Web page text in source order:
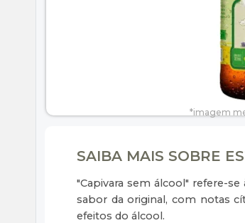
SAIBA MAIS SOBRE
"Capivara sem álcool" refere-
sabor da original, com notas
efeitos do álcool.